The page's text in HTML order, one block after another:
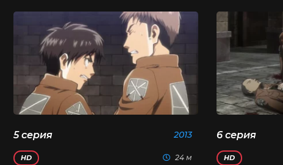
5 серия 2013
HD 24 м
6 серия
HD